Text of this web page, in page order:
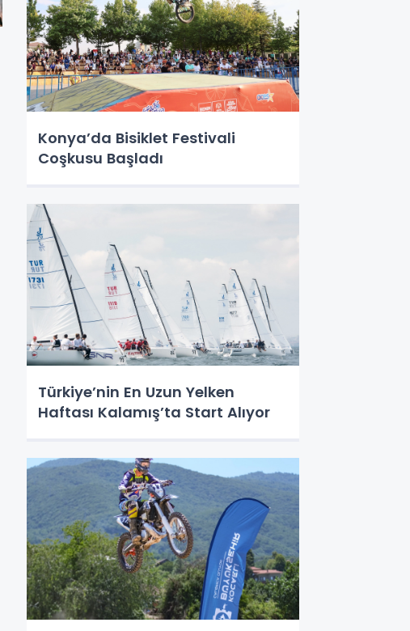
Konya’da Bisiklet Festivali
Coşkusu Başladı
Türkiye’nin En Uzun Yelken
Haftası Kalamış’ta Start Alıyor